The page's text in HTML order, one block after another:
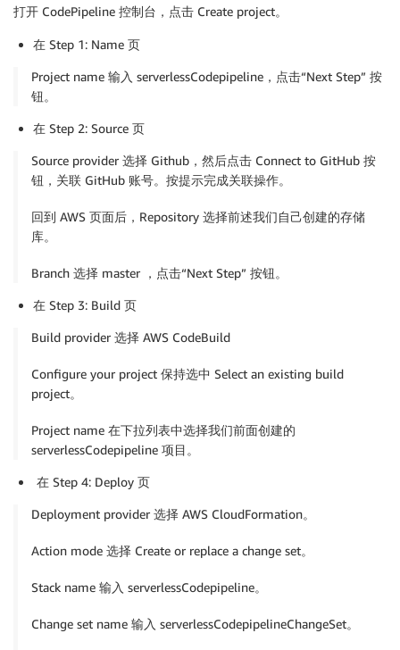
"Action": [
"Resource"
"arn:aws:s3:::codepipeline*"
],
} ,
] ,
"arn:aws:lambda:region:account-
],
"Effect": "Allow"
},
打开 CodePipeline 控制台，点击 Create project。
在 Step 1: Name 页
Project name 输入 serverlessCodepipeline，点击“Next Step” 按
钮。
在 Step 2: Source 页
Source provider 选择 Github，然后点击 Connect to GitHub 按
钮，关联 GitHub 账号。按提示完成关联操作。
回到 AWS 页面后，Repository 选择前述我们自己创建的存储
库。
Branch 选择 master ，点击“Next Step” 按钮。
在 Step 3: Build 页
Build provider 选择 AWS CodeBuild
Configure your project 保持选中 Select an existing build
project。
Project name 在下拉列表中选择我们前面创建的
serverlessCodepipeline 项目。
在 Step 4: Deploy 页
Deployment provider 选择 AWS CloudFormation。
Action mode 选择 Create or replace a change set。
Stack name 输入 serverlessCodepipeline。
Change set name 输入 serverlessCodepipelineChangeSet。